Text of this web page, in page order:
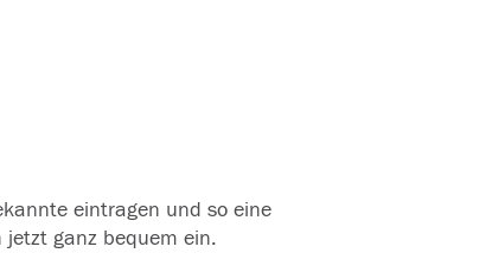
eintragen und so eine
ganz bequem ein.